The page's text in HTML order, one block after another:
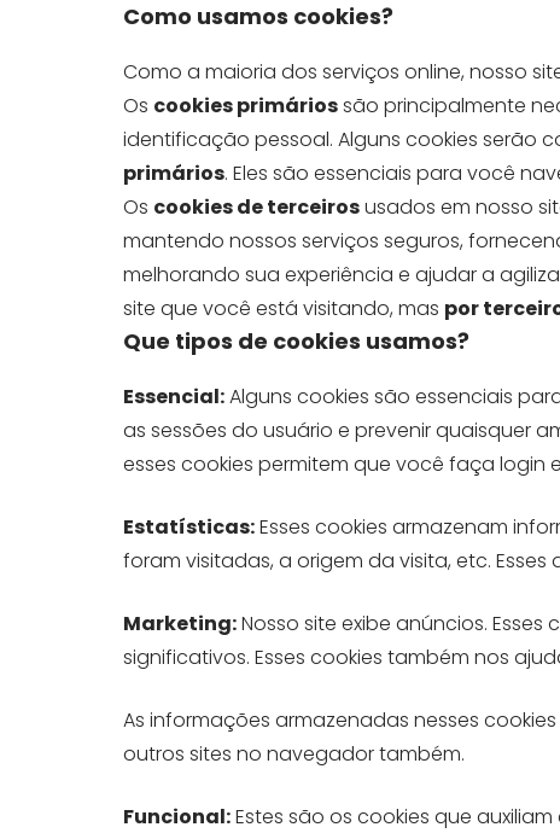
Como usamos cookies?
Como a maioria dos serviços online, nosso
Os cookies primáriossão principalmente
identificação pessoal. Alguns cookies serão
primários. Eles são essenciais para você
Os cookies de terceirosusados ​​em nosso
mantendo nossos serviços seguros,
melhorando sua experiência e ajudar a
site que você está visitando, mas por
Que tipos de cookies usamos?
Essencial:Alguns cookies são essenciais
as sessões do usuário e prevenir quaisquer
esses cookies permitem que você faça
Estatísticas:Esses cookies armazenam
foram visitadas, a origem da visita, etc.
Marketing:Nosso site exibe anúncios.
significativos. Esses cookies também nos
As informações armazenadas nesses
outros sites no navegador também.
Funcional:Estes são os cookies que